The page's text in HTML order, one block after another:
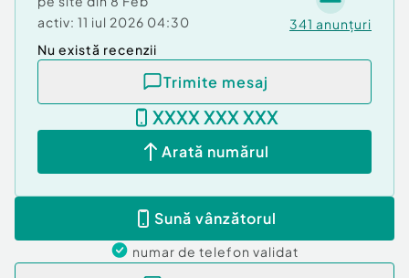
activ: 11 iul 2026 04:30 341 anunțuri
Nu există recenzii
Trimite mesaj
XXXX XXX XXX
Arată numărul
Sună vânzătorul
numar de telefon validat